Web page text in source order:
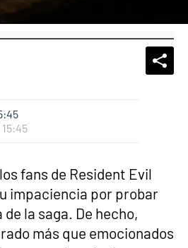
fans de Resident Evil
impaciencia por probar
la saga. De hecho,
más que emocionados